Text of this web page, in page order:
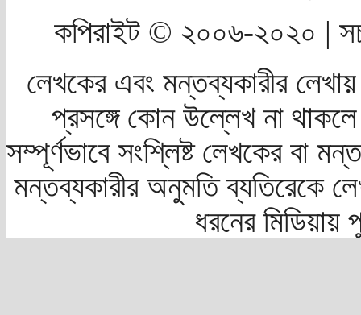
কপিরাইট © ২০০৬-২০২০ |
লেখকের এবং মন্তব্যকারীর
প্রসঙ্গে কোন উল্লেখ না
সম্পূর্ণভাবে সংশ্লিষ্ট লেখকের বা
মন্তব্যকারীর অনুমতি ব্যতিরেকে
ধরনের মিডিয়ায়